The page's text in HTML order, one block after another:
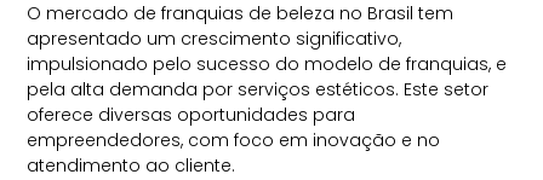
O mercado de franquias de beleza no Brasil tem
apresentado um crescimento significativo,
impulsionado pelo sucesso do modelo de franquias, e
pela alta demanda por serviços estéticos. Este setor
oferece diversas oportunidades para
empreendedores, com foco em inovação e no
atendimento ao cliente.